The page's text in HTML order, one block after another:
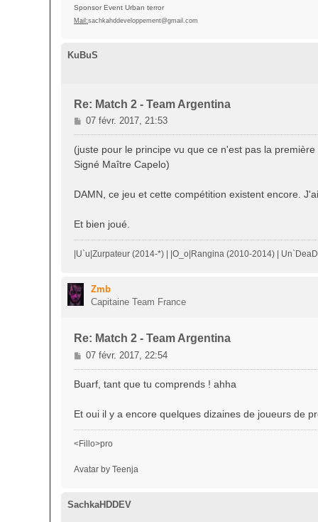
Sponsor Event Urban terror
Mail:sachkahddeveloppement@gmail.com
KuBuS
Re: Match 2 - Team Argentina
M
e
s
s
a
e
07 févr. 2017, 21:53
(juste pour le principe vu que ce n'est pas la
Signé Maître Capelo)
DAMN, ce jeu et cette compétition existent encore.
Et bien joué.
|U`u|Zurpateur (2014-*) | |O_o|Rangina (2010-2014) |
Zmb
Capitaine Team France
Re: Match 2 - Team Argentina
M
e
s
g
e
07 févr. 2017, 22:54
Buarf, tant que tu comprends ! ahha
Et oui il y a encore quelques dizaines de joueurs de
<Fillo>pro
Avatar by Teenja
SachkaHDDEV